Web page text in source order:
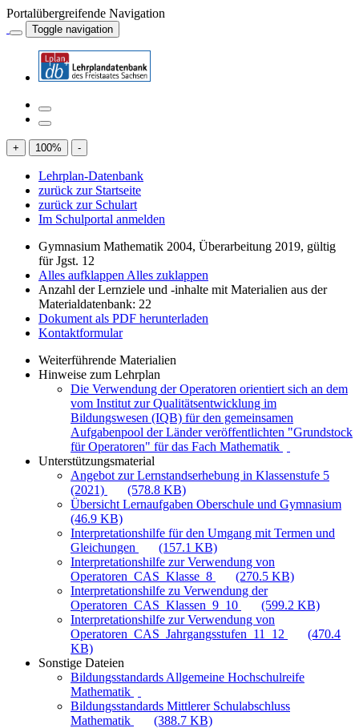
Portalübergreifende Navigation
Toggle navigation
+ 100% -
Lehrplan-Datenbank
zurück zur Startseite
zurück zur Schulart
Im Schulportal anmelden
Gymnasium Mathematik 2004, Überarbeitung 2019, gültig
für Jgst. 12
Alles aufklappen Alles zuklappen
Anzahl der Lernziele und -inhalte mit Materialien aus der
Materialdatenbank: 22
Dokument als PDF herunterladen
Kontaktformular
Weiterführende Materialien
Hinweise zum Lehrplan
Die Verwendung der Operatoren orientiert sich an dem
vom Institut zur Qualitätsentwicklung im
Bildungswesen (IQB) für den gemeinsamen
Aufgabenpool der Länder veröffentlichten "Grundstock
für Operatoren" für das Fach Mathematik
Unterstützungsmaterial
Angebot zur Lernstandserhebung in Klassenstufe 5
(2021)
(578.8 KB)
Übersicht Lernaufgaben Oberschule und Gymnasium
(46.9 KB)
Interpretationshilfe für den Umgang mit Termen und
Gleichungen
(157.1 KB)
Interpretationshilfe zur Verwendung von
Operatoren_CAS_Klasse_8
(270.5 KB)
Interpretationshilfe zu Verwendung der
Operatoren_CAS_Klassen_9_10
(599.2 KB)
Interpretationshilfe zur Verwendung von
Operatoren_CAS_Jahrgangsstufen_11_12
(470.4
KB)
Sonstige Dateien
Bildungsstandards Allgemeine Hochschulreife
Mathematik
Bildungsstandards Mittlerer Schulabschluss
Mathematik
(388.7 KB)